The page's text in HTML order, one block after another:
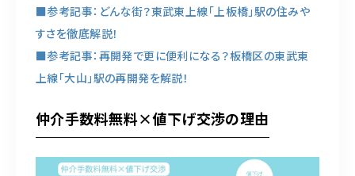
■参考記事：どんな街？東武東上線「上板橋」駅の住みや
すさを徹底解説！
■参考記事：再開発で更に便利になる？板橋区の東武東
上線「大山」駅の再開発を解説！
仲介手数料無料×値下げ交渉の理由